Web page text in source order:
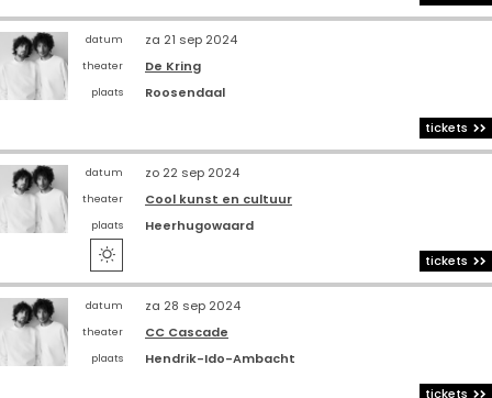
datum za 21 sep 2024
theater De Kring
plaats
Roosendaal
tickets
datum zo 22 sep 2024
theater Cool kunst en cultuur
plaats Heerhugowaard
 tickets
datum za 28 sep 2024
theater CC Cascade
plaats
Hendrik-Ido-Ambacht
tickets